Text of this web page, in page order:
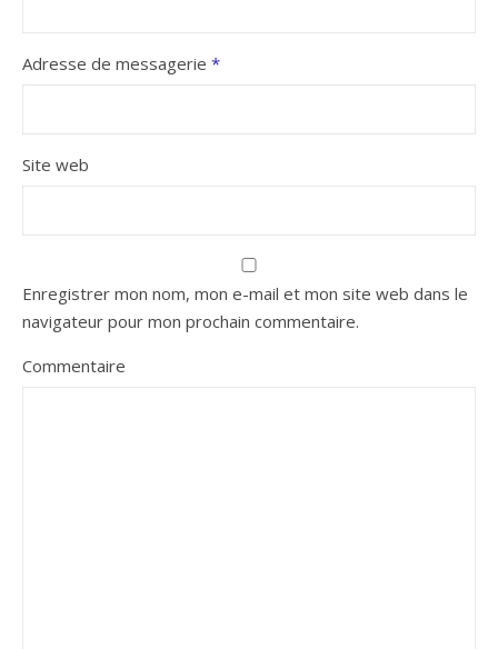
Adresse de messagerie *
Site web
Enregistrer mon nom, mon e-mail et mon site web dans le
navigateur pour mon prochain commentaire.
Commentaire